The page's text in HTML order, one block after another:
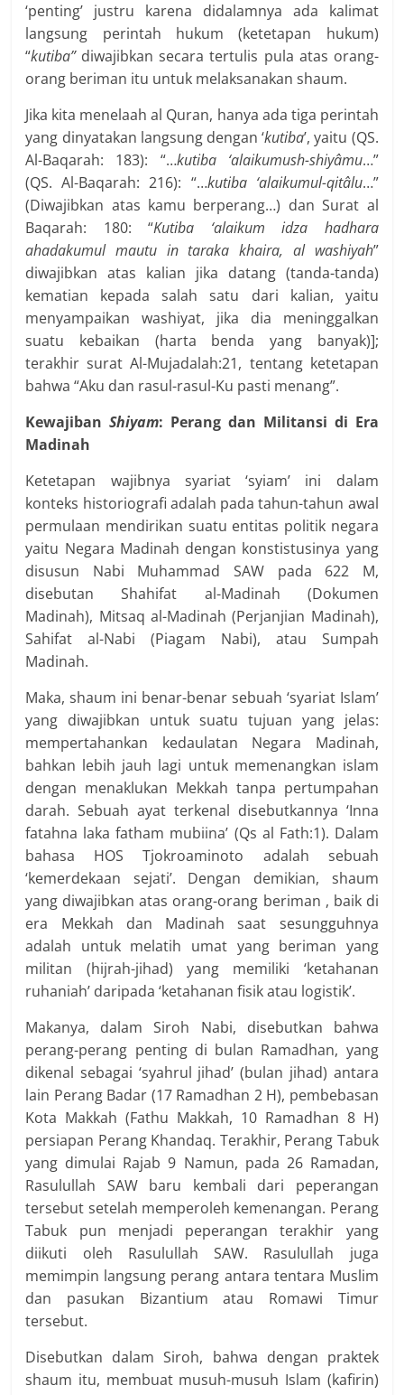
‘penting’ justru karena didalamnya ada kalimat
langsung perintah hukum (ketetapan hukum)
“kutiba”diwajibkan secara tertulis pula atas orang-
orang beriman itu untuk melaksanakan shaum.
Jika kita menelaah al Quran, hanya ada tiga perintah
yang dinyatakan langsung dengan ‘kutiba’, yaitu (QS.
Al-Baqarah: 183): “…kutiba ‘alaikumush-shiyâmu…”
(QS. Al-Baqarah: 216): “…kutiba ‘alaikumul-qitâlu…”
(Diwajibkan atas kamu berperang…) dan Surat al
Baqarah: 180: “Kutiba ‘alaikum idza hadhara
ahadakumul mautu in taraka khaira, al washiyah”
diwajibkan atas kalian jika datang (tanda-tanda)
kematian kepada salah satu dari kalian, yaitu
menyampaikan washiyat, jika dia meninggalkan
suatu kebaikan (harta benda yang banyak)];
terakhir surat Al-Mujadalah:21, tentang ketetapan
bahwa “Aku dan rasul-rasul-Ku pasti menang”.
KewajibanShiyam: Perang dan Militansi di Era
Madinah
Ketetapan wajibnya syariat ‘syiam’ ini dalam
konteks historiografi adalah pada tahun-tahun awal
permulaan mendirikan suatu entitas politik negara
yaitu Negara Madinah dengan konstistusinya yang
disusun Nabi Muhammad SAW pada 622 M,
disebutan Shahifat al-Madinah (Dokumen
Madinah), Mitsaq al-Madinah (Perjanjian Madinah),
Sahifat al-Nabi (Piagam Nabi), atau Sumpah
Madinah.
Maka, shaum ini benar-benar sebuah ‘syariat Islam’
yang diwajibkan untuk suatu tujuan yang jelas:
mempertahankan kedaulatan Negara Madinah,
bahkan lebih jauh lagi untuk memenangkan islam
dengan menaklukan Mekkah tanpa pertumpahan
darah. Sebuah ayat terkenal disebutkannya ‘Inna
fatahna laka fatham mubiina’ (Qs al Fath:1). Dalam
bahasa HOS Tjokroaminoto adalah sebuah
‘kemerdekaan sejati’. Dengan demikian, shaum
yang diwajibkan atas orang-orang beriman , baik di
era Mekkah dan Madinah saat sesungguhnya
adalah untuk melatih umat yang beriman yang
militan (hijrah-jihad) yang memiliki ‘ketahanan
ruhaniah’ daripada ‘ketahanan fisik atau logistik’.
Makanya, dalam Siroh Nabi, disebutkan bahwa
perang-perang penting di bulan Ramadhan, yang
dikenal sebagai ‘syahrul jihad’ (bulan jihad) antara
lain Perang Badar (17 Ramadhan 2 H), pembebasan
Kota Makkah (Fathu Makkah, 10 Ramadhan 8 H)
persiapan Perang Khandaq. Terakhir, Perang Tabuk
yang dimulai Rajab 9 Namun, pada 26 Ramadan,
Rasulullah SAW baru kembali dari peperangan
tersebut setelah memperoleh kemenangan. Perang
Tabuk pun menjadi peperangan terakhir yang
diikuti oleh Rasulullah SAW. Rasulullah juga
memimpin langsung perang antara tentara Muslim
dan pasukan Bizantium atau Romawi Timur
tersebut.
Disebutkan dalam Siroh, bahwa dengan praktek
shaum itu, membuat musuh-musuh Islam (kafirin)